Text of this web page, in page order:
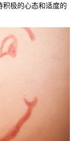
积极的心态和适度的